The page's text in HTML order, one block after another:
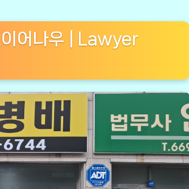
이어나우 | Lawyer